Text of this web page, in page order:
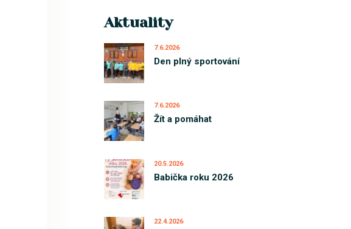
Aktuality
Den plný sportování
7.6.2026
Žít a pomáhat
7.6.2026
Babička roku 2026
20.5.2026
22.4.2026